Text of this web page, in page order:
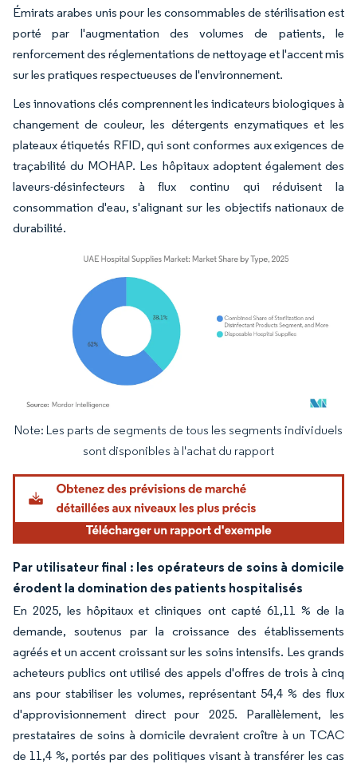
Émirats arabes unis pour les consommables de stérilisation est
porté par l'augmentation des volumes de patients, le
renforcement des réglementations de nettoyage et l'accent mis
sur les pratiques respectueuses de l'environnement.
Les innovations clés comprennent les indicateurs biologiques à
changement de couleur, les détergents enzymatiques et les
plateaux étiquetés RFID, qui sont conformes aux exigences de
traçabilité du MOHAP. Les hôpitaux adoptent également des
laveurs-désinfecteurs à flux continu qui réduisent la
consommation d'eau, s'alignant sur les objectifs nationaux de
durabilité.
Image © Mordor Intelligence. La réutilisation nécessite une attribution sous CC BY
Note: Les parts de segments de tous les segments individuels
sont disponibles à l'achat du rapport
Par utilisateur final : les opérateurs de soins à domicile
érodent la domination des patients hospitalisés
En 2025, les hôpitaux et cliniques ont capté 61,11 % de la
demande, soutenus par la croissance des établissements
agréés et un accent croissant sur les soins intensifs. Les grands
acheteurs publics ont utilisé des appels d'offres de trois à cinq
ans pour stabiliser les volumes, représentant 54,4 % des flux
d'approvisionnement direct pour 2025. Parallèlement, les
prestataires de soins à domicile devraient croître à un TCAC
de 11,4 %, portés par des politiques visant à transférer les cas